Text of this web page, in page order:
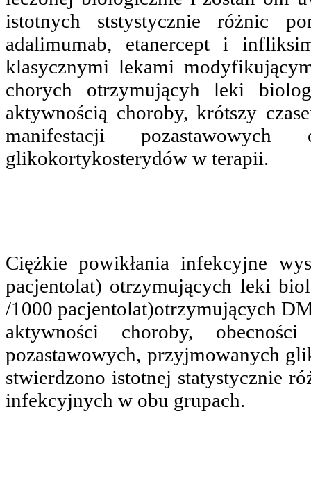
istotnych ststystycznie różnic
adalimumab, etanercept i
klasycznymi lekami
chorych otrzymującyh leki
aktywnością choroby, krótszy
manifestacji
glikokortykosterydów w terapii.
Ciężkie powikłania infekcyjne
pacjentolat) otrzymujących leki
/1000 pacjentolat)otrzymujących
aktywności choroby,
pozastawowych, przyjmowanych
stwierdzono istotnej statystycznie
infekcyjnych w obu grupach.